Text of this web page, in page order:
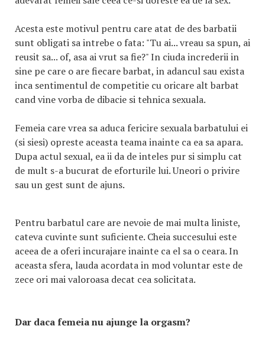
Acesta este motivul pentru care atat de des barbatii
sunt obligati sa intrebe o fata: "Tu ai... vreau sa spun, ai
reusit sa... of, asa ai vrut sa fie?" In ciuda increderii in
sine pe care o are fiecare barbat, in adancul sau exista
inca sentimentul de competitie cu oricare alt barbat
cand vine vorba de dibacie si tehnica sexuala.
Femeia care vrea sa aduca fericire sexuala barbatului ei
(si siesi) opreste aceasta teama inainte ca ea sa apara.
Dupa actul sexual, ea ii da de inteles pur si simplu cat
de mult s-a bucurat de eforturile lui. Uneori o privire
sau un gest sunt de ajuns.
Pentru barbatul care are nevoie de mai multa liniste,
cateva cuvinte sunt suficiente. Cheia succesului este
aceea de a oferi incurajare inainte ca el sa o ceara. In
aceasta sfera, lauda acordata in mod voluntar este de
zece ori mai valoroasa decat cea solicitata.
Dar daca femeia nu ajunge la orgasm?